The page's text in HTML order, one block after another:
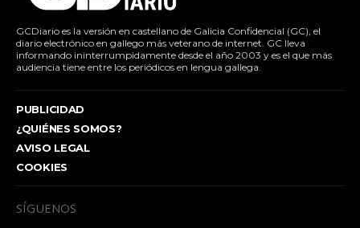
GCDiario es la versión en castellano de Galicia Confidencial (GC), el
diario electrónico en gallego más veterano de internet. GC lleva
informando ininterrumpidamente desde el año 2003 y es el que más
audiencia tiene entre los periódicos en lengua gallega.
PUBLICIDAD
¿QUIÉNES SOMOS?
AVISO LEGAL
COOKIES
SÍGUENOS